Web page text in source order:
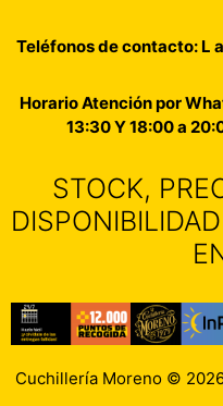
Teléfonos de contacto: L
Horario Atención por
13:30 Y 18:00 a
STOCK,
Cuchillería Moreno ©